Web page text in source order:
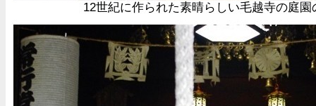
12世紀に作られた素晴らしい毛越寺の庭園